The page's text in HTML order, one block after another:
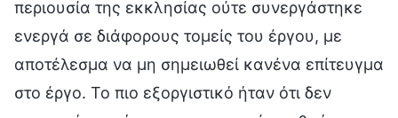
περιουσία της εκκλησίας ούτε συνεργάστηκε
ενεργά σε διάφορους τομείς του έργου, με
αποτέλεσμα να μη σημειωθεί κανένα επίτευγμα
στο έργο. Το πιο εξοργιστικό ήταν ότι δεν